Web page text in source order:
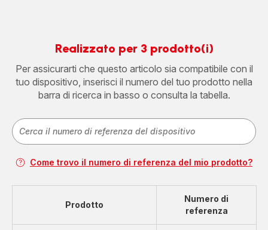
Realizzato per 3 prodotto(i)
Per assicurarti che questo articolo sia compatibile con il
tuo dispositivo, inserisci il numero del tuo prodotto nella
barra di ricerca in basso o consulta la tabella.
Come trovo il numero di referenza del mio prodotto?
Prodotto
Numero di
referenza